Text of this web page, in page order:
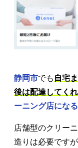
静岡市でも 自宅
後は配達してく
ーニング店になる
店舗型のクリー
造りは必要です